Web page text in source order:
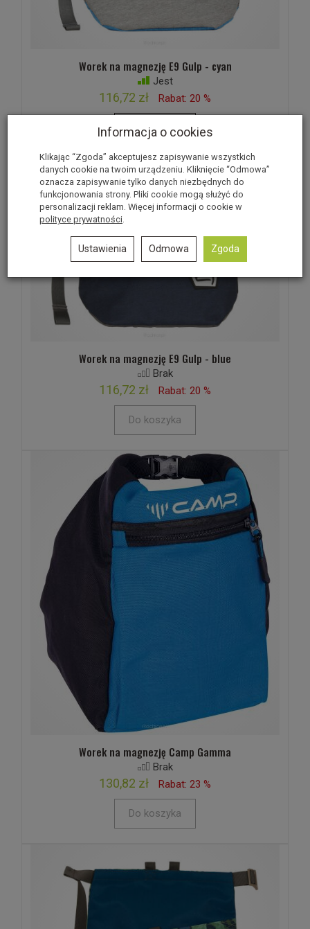
Worek na magnezję E9 Gulp - cyan
Jest
116,72 zł Rabat: 20 %
Do koszyka
Worek na magnezję E9 Gulp - blue
Brak
116,72 zł Rabat: 20 %
Do koszyka
Worek na magnezję Camp Gamma
Brak
130,82 zł Rabat: 23 %
Do koszyka
Informacja o cookies
Klikając “Zgoda” akceptujesz zapisywanie wszystkich
danych cookie na twoim urządzeniu. Kliknięcie “Odmowa”
oznacza zapisywanie tylko danych niezbędnych do
funkcjonowania strony. Pliki cookie mogą służyć do
personalizacji reklam. Więcej informacji o cookie w
polityce prywatności.
Ustawienia Odmowa Zgoda